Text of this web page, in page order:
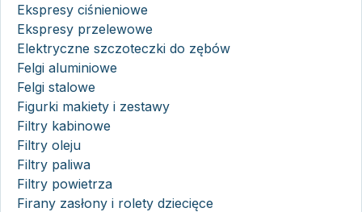
Ekspresy ciśnieniowe
Ekspresy przelewowe
Elektryczne szczoteczki do zębów
Felgi aluminiowe
Felgi stalowe
Figurki makiety i zestawy
Filtry kabinowe
Filtry oleju
Filtry paliwa
Filtry powietrza
Firany zasłony i rolety dziecięce